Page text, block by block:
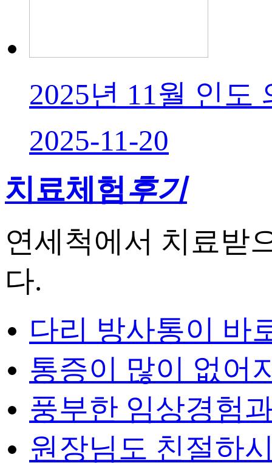
2025년 11월 인도
2025-11-20
치료체험 후기
연세척에서 치료받
다.
다리 방사통이 바
통증이 많이 없어
풍부한 임상경험
원장님도 친절하